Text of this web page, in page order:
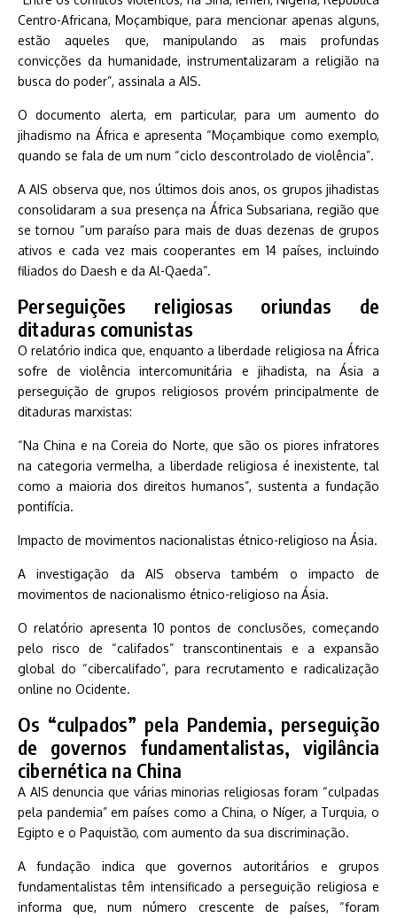
Centro-Africana, Moçambique, para mencionar apenas alguns,
estão aqueles que, manipulando as mais profundas
convicções da humanidade, instrumentalizaram a religião na
busca do poder”, assinala a AIS.
O documento alerta, em particular, para um aumento do
jihadismo na África e apresenta “Moçambique como exemplo,
quando se fala de um num “ciclo descontrolado de violência”.
A AIS observa que, nos últimos dois anos, os grupos jihadistas
consolidaram a sua presença na África Subsariana, região que
se tornou “um paraíso para mais de duas dezenas de grupos
ativos e cada vez mais cooperantes em 14 países, incluindo
filiados do Daesh e da Al-Qaeda”.
Perseguições religiosas oriundas de
ditaduras comunistas
O relatório indica que, enquanto a liberdade religiosa na África
sofre de violência intercomunitária e jihadista, na Ásia a
perseguição de grupos religiosos provém principalmente de
ditaduras marxistas:
“Na China e na Coreia do Norte, que são os piores infratores
na categoria vermelha, a liberdade religiosa é inexistente, tal
como a maioria dos direitos humanos”, sustenta a fundação
pontifícia.
Impacto de movimentos nacionalistas étnico-religioso na Ásia.
A investigação da AIS observa também o impacto de
movimentos de nacionalismo étnico-religioso na Ásia.
O relatório apresenta 10 pontos de conclusões, começando
pelo risco de “califados” transcontinentais e a expansão
global do “cibercalifado”, para recrutamento e radicalização
online no Ocidente.
Os “culpados” pela Pandemia, perseguição
de governos fundamentalistas, vigilância
cibernética na China
A AIS denuncia que várias minorias religiosas foram “culpadas
pela pandemia” em países como a China, o Níger, a Turquia, o
Egipto e o Paquistão, com aumento da sua discriminação.
A fundação indica que governos autoritários e grupos
fundamentalistas têm intensificado a perseguição religiosa e
informa que, num número crescente de países, “foram